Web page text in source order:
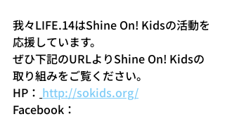
我々LIFE.14はShine On! Kidsの活動を
応援しています。
ぜひ下記のURLよりShine On! Kidsの
取り組みをご覧ください。
HP： http://sokids.org/
Facebook：